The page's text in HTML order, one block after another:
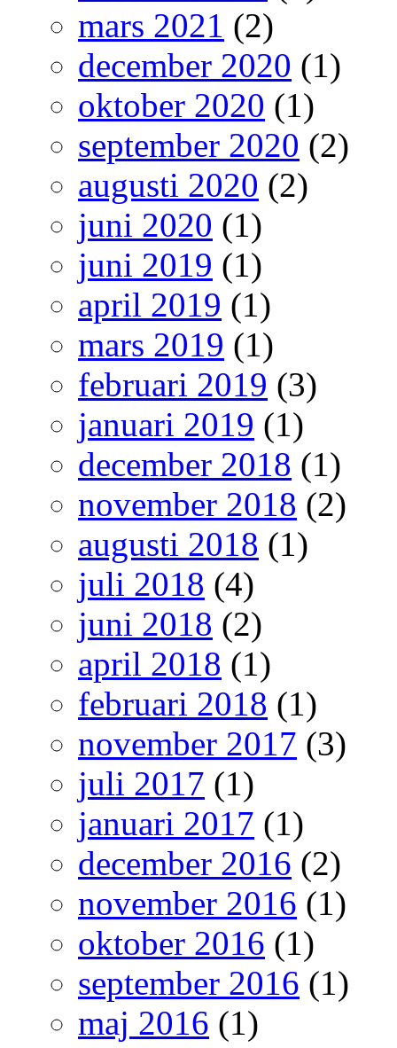
mars 2021 (2)
december 2020 (1)
oktober 2020 (1)
september 2020 (2)
augusti 2020 (2)
juni 2020 (1)
juni 2019 (1)
april 2019 (1)
mars 2019 (1)
februari 2019 (3)
januari 2019 (1)
december 2018 (1)
november 2018 (2)
augusti 2018 (1)
juli 2018 (4)
juni 2018 (2)
april 2018 (1)
februari 2018 (1)
november 2017 (3)
juli 2017 (1)
januari 2017 (1)
december 2016 (2)
november 2016 (1)
oktober 2016 (1)
september 2016 (1)
maj 2016 (1)